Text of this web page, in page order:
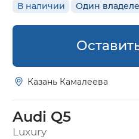
В наличии Один
Казань Камалеева
Audi Q5
Luxury